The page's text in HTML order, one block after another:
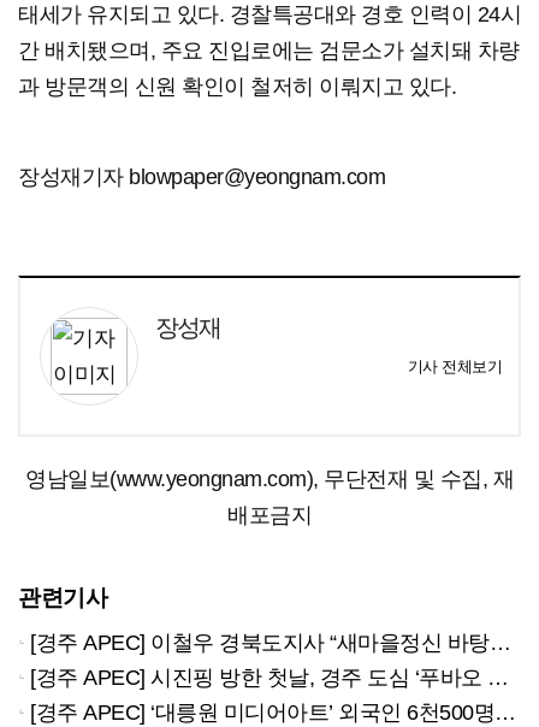
태세가 유지되고 있다. 경찰특공대와 경호 인력이 24시
간 배치됐으며, 주요 진입로에는 검문소가 설치돼 차량
과 방문객의 신원 확인이 철저히 이뤄지고 있다.
장성재기자 blowpaper@yeongnam.com
장성재
기사 전체보기
영남일보(www.yeongnam.com), 무단전재 및 수집, 재
배포금지
관련기사
[경주 APEC] 이철우 경북도지사 “새마을정신 바탕으로 경북과 베트남 상생의 미래 열어 나가야”
[경주 APEC] 시진핑 방한 첫날, 경주 도심 ‘푸바오 집회’…김해공항선 찬반 시위 충돌
[경주 APEC] ‘대릉원 미디어아트’ 외국인 6천500명 몰려